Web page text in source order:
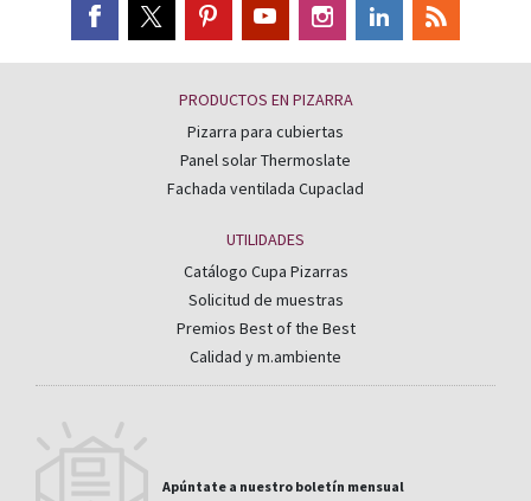
PRODUCTOS EN PIZARRA
Pizarra para cubiertas
Panel solar Thermoslate
Fachada ventilada Cupaclad
UTILIDADES
Catálogo Cupa Pizarras
Solicitud de muestras
Premios Best of the Best
Calidad y m.ambiente
Apúntate a nuestro boletín mensual